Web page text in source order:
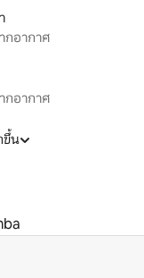
อากาศ
อากาศ
ขึ้น